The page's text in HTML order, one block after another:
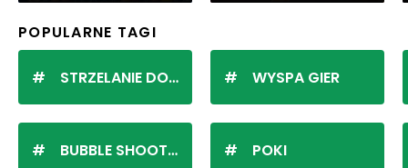
POPULARNE TAGI
STRZELANIE DO KULEK
BUBBLE SHOOTER
WYSPA GIER
POKI